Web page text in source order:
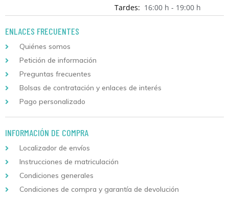
Tardes: 16:00 h - 19:00 h
ENLACES FRECUENTES
Quiénes somos
Petición de información
Preguntas frecuentes
Bolsas de contratación y enlaces de interés
Pago personalizado
INFORMACIÓN DE COMPRA
Localizador de envíos
Instrucciones de matriculación
Condiciones generales
Condiciones de compra y garantía de devolución